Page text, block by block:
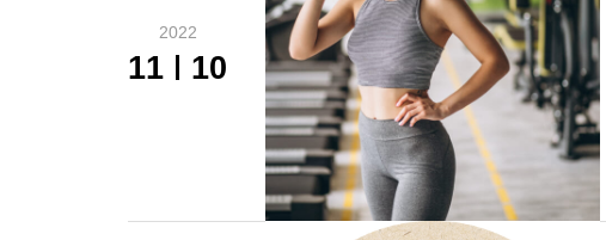
2022
11 10